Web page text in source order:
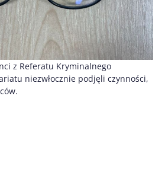
z Referatu Kryminalnego
niezwłocznie podjęli czynności,